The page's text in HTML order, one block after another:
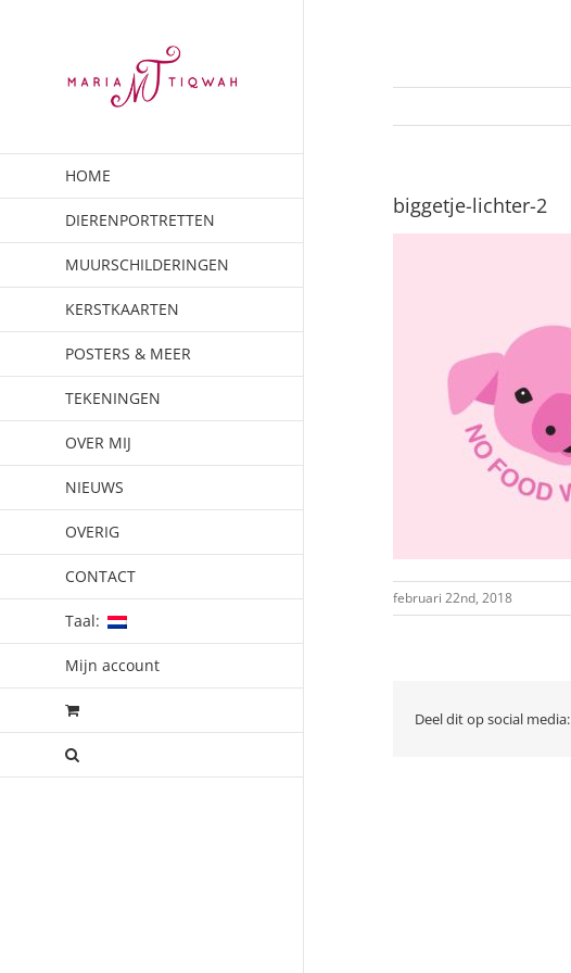
HOME
DIERENPORTRETTEN
MUURSCHILDERINGEN
KERSTKAARTEN
POSTERS & MEER
TEKENINGEN
OVER MIJ
NIEUWS
OVERIG
CONTACT
Taal:
Mijn account
biggetje-lichter-2
februari 22nd, 2018
Deel dit op social media: